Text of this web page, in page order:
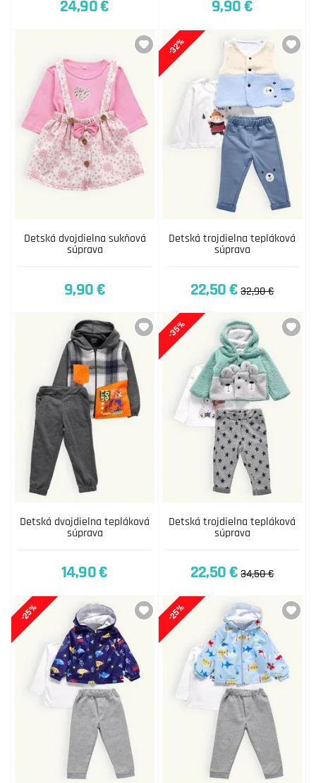
24,90 € 9,90 €
Detská dvojdielna sukňová
súprava
9,90 €
Detská trojdielna tepláková
súprava
-32%
22,50 € 32,90 €
Detská dvojdielna tepláková
súprava
14,90 €
Detská trojdielna tepláková
súprava
-35%
22,50 € 34,50 €
-25% -25%